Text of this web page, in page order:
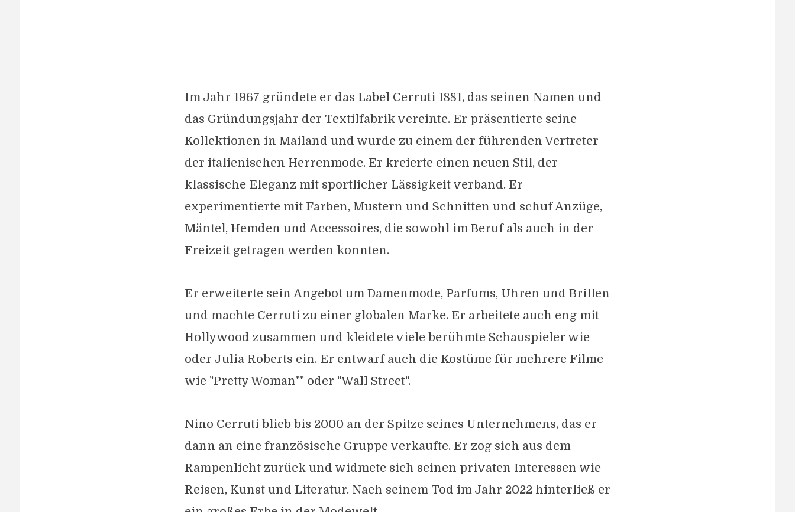
Im Jahr 1967 gründete er das Label Cerruti 1881, das seinen Namen und
das Gründungsjahr der Textilfabrik vereinte. Er präsentierte seine
Kollektionen in Mailand und wurde zu einem der führenden Vertreter
der italienischen Herrenmode. Er kreierte einen neuen Stil, der
klassische Eleganz mit sportlicher Lässigkeit verband. Er
experimentierte mit Farben, Mustern und Schnitten und schuf Anzüge,
Mäntel, Hemden und Accessoires, die sowohl im Beruf als auch in der
Freizeit getragen werden konnten.
Er erweiterte sein Angebot um Damenmode, Parfums, Uhren und Brillen
und machte Cerruti zu einer globalen Marke. Er arbeitete auch eng mit
Hollywood zusammen und kleidete viele berühmte Schauspieler wie
oder Julia Roberts ein. Er entwarf auch die Kostüme für mehrere Filme
wie "Pretty Woman"" oder "Wall Street".
Nino Cerruti blieb bis 2000 an der Spitze seines Unternehmens, das er
dann an eine französische Gruppe verkaufte. Er zog sich aus dem
Rampenlicht zurück und widmete sich seinen privaten Interessen wie
Reisen, Kunst und Literatur. Nach seinem Tod im Jahr 2022 hinterließ er